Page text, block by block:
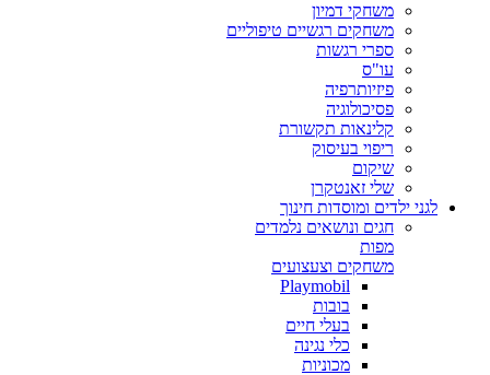
משחקי דמיון
משחקים רגשיים טיפוליים
ספרי רגשות
עו"ס
פיזיותרפיה
פסיכולוגיה
קלינאות תקשורת
ריפוי בעיסוק
שיקום
שלי זאנטקרן
לגני ילדים ומוסדות חינוך
חגים ונושאים נלמדים
מפות
משחקים וצעצועים
Playmobil
בובות
בעלי חיים
כלי נגינה
מכוניות